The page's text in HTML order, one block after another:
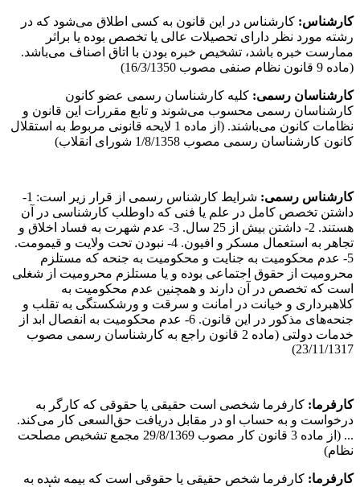
کارشناس: کارشناس در این قانون به کسی اطلاق می‌شود که در
رشته مورد نظر دارای تحصیلات عالی یا تخصص بوده یا براثر
ممارست خبره باشد، تشخیص خبره بودن با اتاق اصناف می‌باشد.
(ماده 9 قانون نظام صنفی مصوب 16/3/1350)
کارشناسان رسمی: کلیه کارشناسان رسمی عضو کانون
کارشناسان رسمی محسوب می‌شوند و تابع مقررات این قانون و
نظامات کانون می‌باشند. (از ماده 1 لایحه قانونی مربوط به استقلال
کانون کارشناسان رسمی مصوب 1/8/1358 شورای انقلاب)
کارشناس رسمی:
شرایط کارشناس رسمی از قرار زیر است: 1-
داشتن تخصص کامل در علم یا فنی که داوطلب کارشناسی در آن
هستند. 2- داشتن بیش از 25 سال. 3- عدم شهرت به فساد اخلاق و
تجاهر به استعمال مسکر و افیون. 4- نبودن تحت ولایت و قیمومت.
5- عدم محکومیت به جنایت و محکومیت به جنحه که مستلزم
محرومیت از حقوق اجتماعی بوده و یا مستلزم محرومیت از شغلی
است که تخصص در آن دارند و همچنین عدم محکومیت به
کلاهبرداری و خیانت در امانت و سرقت و ورشکستگی به تقلب و
جنحه‌های مذکور در این قانون. 6- عدم محکومیت به انفصال ابد از
خدمات دولتی (ماده 2 قانون راجع به کارشناسان رسمی مصوب
23/11/1317)
کارفرما: کارفرما شخصی است حقیقی یا حقوقی که کارگر به
درخواست و به حساب او در مقابل دریافت حق‌السعی کار می‌کند.
... (از ماده 3 قانون کار مصوب 29/8/1369 مجمع تشخیص مصلحت
نظام)
کارفرما: کارفرما شخص حقیقی یا حقوقی است که بیمه شده به